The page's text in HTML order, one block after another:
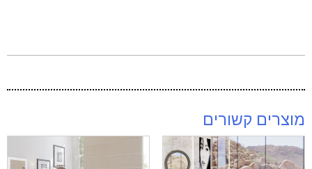
מוצרים קשורים